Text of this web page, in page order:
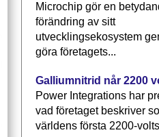
Microchip gör en
förändring av sitt
utvecklingsekosystem
göra företagets...
Galliumnitrid når 2200
Power Integrations har
vad företaget beskriver
världens första 2200-